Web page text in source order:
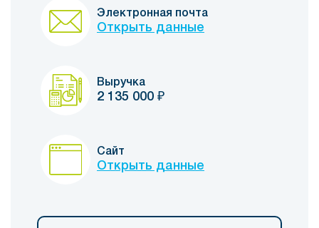
Электронная почта
Открыть данные
Выручка
2 135 000 ₽
Сайт
Открыть данные